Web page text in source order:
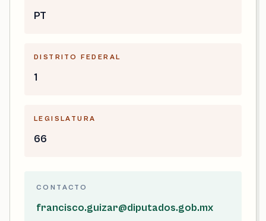
PT
DISTRITO FEDERAL
1
LEGISLATURA
66
CONTACTO
francisco.guizar@diputados.gob.mx